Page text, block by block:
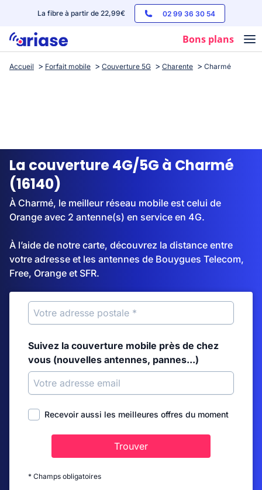
La fibre à partir de 22,99€ 02 99 36 30 54
Bons plans
Box internet
Streaming
Accueil Forfait mobile Couverture 5G Charente Charmé
La couverture 4G/5G à Charmé
(16140)
À Charmé, le meilleur réseau mobile est celui de
Orange avec 2 antenne(s) en service en 4G.
À l’aide de notre carte, découvrez la distance entre
votre adresse et les antennes de Bouygues Telecom,
Free, Orange et SFR.
Suivez la couverture mobile près de chez
vous (nouvelles antennes, pannes...)
Recevoir aussi les meilleures offres du moment
Trouver
* Champs obligatoires